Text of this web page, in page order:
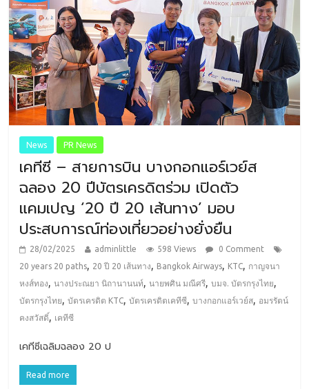
News PR News
เคทีซี – สายการบิน บางกอกแอร์เวย์ส
ฉลอง 20 ปีบัตรเครดิตร่วม เปิดตัว
แคมเปญ ‘20 ปี 20 เส้นทาง’ มอบ
ประสบการณ์ท่องเที่ยวอย่างยั่งยืน
28/02/2025 adminlittle 598 Views
0 Comment
20 years 20 paths, 20 ปี 20 เส้นทาง, Bangkok Airways, KTC, กาญจนา
หงส์ทอง,นางประณยา นิถานานนท์,นายพศิน มณีศรี,บมจ. บัตรกรุงไทย,
บัตรกรุงไทย,บัตรเครดิต KTC,บัตรเครดิตเคทีซี,บางกอกแอร์เวย์ส, อมรรัตน์
คงสวัสดิ์, เคทีซี
เคทีซีเฉลิมฉลอง 20 ป
Read more